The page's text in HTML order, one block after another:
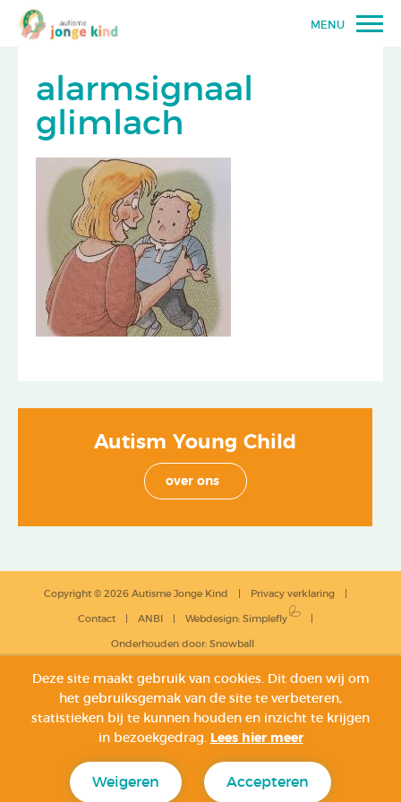
MENU
alarmsignaal
glimlach
Autism Young Child
over ons
Copyright © 2026 Autisme Jonge Kind Privacy verklaring
Contact ANBI Webdesign: Simplefly
Onderhouden door: Snowball
Deze site maakt gebruik van cookies. Dit doen wij om
het gebruiksgemak van de site te verbeteren,
statistieken bij te kunnen houden en inzicht te krijgen
in bezoekgedrag. Lees hier meer
Weigeren Accepteren